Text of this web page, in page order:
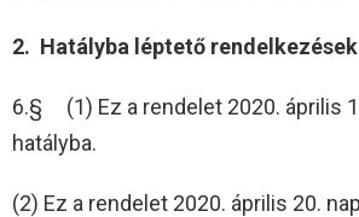
2. Hatályba léptető rendelkezések
6.§ (1) Ez a rendelet 2020. április
hatályba.
(2) Ez a rendelet 2020. április 20.